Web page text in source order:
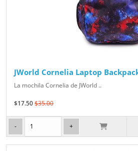
JWorld Cornelia Laptop
La mochila Cornelia de JWorld ..
$17.50$35.00